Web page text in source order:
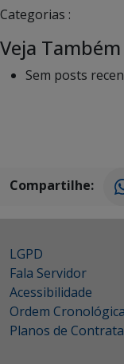
Categorias :
Veja Também
Sem posts
Compartilhe:
LGPD
Fala Servidor
Acessibilidade
Ordem
Planos de